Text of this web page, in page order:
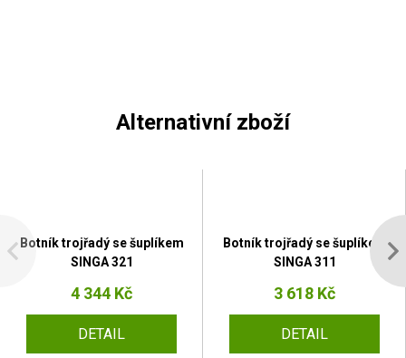
Alternativní zboží
Botník trojřadý se šuplíkem
SINGA 321
4 344 Kč
DETAIL
Botník trojřadý se šuplíkem
SINGA 311
3 618 Kč
DETAIL